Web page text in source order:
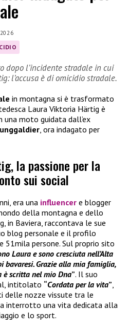
dopo l’incidente stradale in cui
l’accusa è di omicidio stradale.
in montagna si è trasformato
Laura Viktoria Härtig è
moto guidata dall’ex
, ora indagato per
la passione per la
sui social
era una influencer e blogger
della montagna e dello
in Baviera, raccontava le sue
blog personale e il profilo
51mila persone. Sul proprio sito
Laura e sono cresciuta nell’Alta
bavaresi. Grazie alla mia famiglia,
è scritta nel mio Dna”. Il suo
intitolato “Cordata per la vita”,
delle nozze vissute tra le
interrotto una vita dedicata alla
e lo sport.